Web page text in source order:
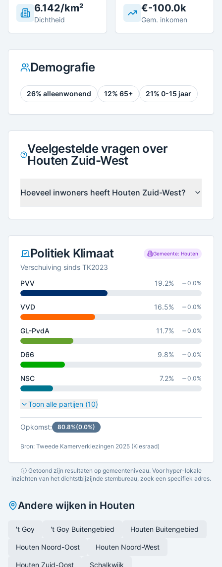
6.142/km²
Dichtheid
€-100.0k
Gem. inkomen
Demografie
26% alleenwonend 12% 65+ 21% 0-15 jaar
Veelgestelde vragen over
Houten Zuid-West
Hoeveel inwoners heeft Houten Zuid-West?
Politiek Klimaat Gemeente: Houten
Verschuiving sinds TK2023
PVV
19.2% 0.0%
VVD 16.5% 0.0%
GL-PvdA 11.7% 0.0%
D66 9.8% 0.0%
NSC 7.2% 0.0%
Toon alle partijen (10)
Opkomst: 80.8%(0.0%)
Bron: Tweede Kamerverkiezingen 2025 (Kiesraad)
ⓘ Getoond zijn resultaten op gemeenteniveau. Voor hyper-lokale
inzichten van het dichtstbijzijnde stembureau, zoek een specifiek adres.
Andere wijken in Houten
't Goy 't Goy Buitengebied Houten Buitengebied
Houten Noord-Oost Houten Noord-West
Houten Zuid-Oost Schalkwijk